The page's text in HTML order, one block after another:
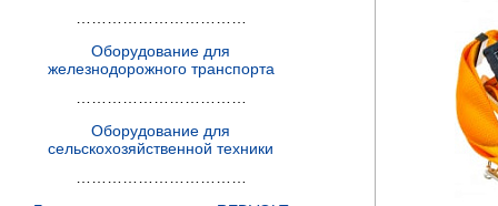
Оборудование для
железнодорожного транспорта
Оборудование для
сельскохозяйственной техники